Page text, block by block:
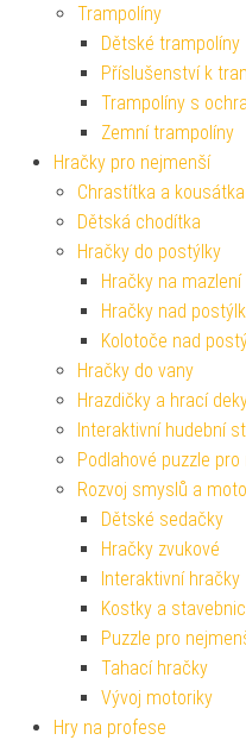
Trampolíny
Dětské trampolíny
Příslušenství k
Trampolíny s
Zemní trampolíny
Hračky pro nejmenší
Chrastítka a kousátka
Dětská chodítka
Hračky do postýlky
Hračky na mazlení
Hračky nad
Kolotoče nad
Hračky do vany
Hrazdičky a hrací
Interaktivní hudební
Podlahové puzzle
Rozvoj smyslů a
Dětské sedačky
Hračky zvukové
Interaktivní hračky
Kostky a
Puzzle pro
Tahací hračky
Vývoj motoriky
Hry na profese